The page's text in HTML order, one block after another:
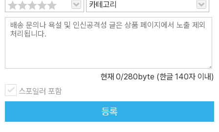
카테고리
현재 0/280byte (한글 140자 이내)
스포일러 포함
등록